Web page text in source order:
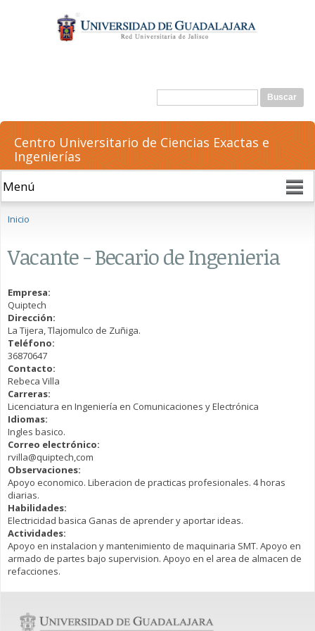
contenido
principal
Formulario de búsqueda
Buscar
Centro Universitario de Ciencias Exactas e
Ingenierías
Inicio
Vacante - Becario de Ingenieria
Empresa:
Quiptech
Dirección:
La Tijera, Tlajomulco de Zuñiga.
Teléfono:
36870647
Contacto:
Rebeca Villa
Carreras:
Licenciatura en Ingeniería en Comunicaciones y Electrónica
Idiomas:
Ingles basico.
Correo electrónico:
rvilla@quiptech,com
Observaciones:
Apoyo economico. Liberacion de practicas profesionales. 4 horas
diarias.
Habilidades:
Electricidad basica Ganas de aprender y aportar ideas.
Actividades:
Apoyo en instalacion y mantenimiento de maquinaria SMT. Apoyo en
armado de partes bajo supervision. Apoyo en el area de almacen de
refacciones.